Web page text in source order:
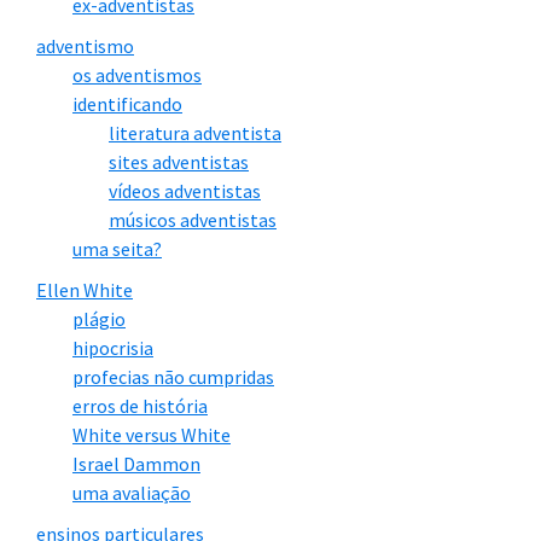
outros que tenham pedido”).
“Olha o passarinho…”
Nada como um dia depois do outro. Nove anos
depois do pedido de perdão encontramos Ellen
White gostando de fotografias. Em carta ao filho
James (Tiago), ela escreve:
Acho que nunca vou ter outra
fotografia igual à que [o fotógrafo]
Dunham tirou de mim
melhor eu ter a foto grande colocada
em um cartão pequeno.
achadessa ideia?
adventismo
os adventismos
identificando
literatura adventista
sites adventistas
vídeos adventistas
músicos adventistas
uma seita?
Ellen White
plágio
hipocrisia
profecias não cumpridas
erros de história
White versus White
Israel Dammon
uma avaliação
ensinos particulares